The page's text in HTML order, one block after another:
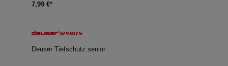
7,99 €*
Deuser Tiefschutz senior